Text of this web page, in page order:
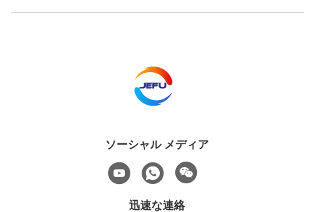
ソーシャル メディア
迅速な連絡